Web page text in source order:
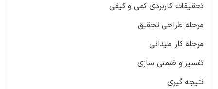
تحقیقات کاربردی کمی و کیفی
مرحله طراحی تحقیق
مرحله کار میدانی
تفسیر و ضمنی سازی
نتیجه گیری